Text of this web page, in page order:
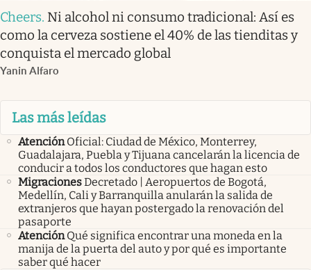
Cheers. Ni alcohol ni consumo tradicional: Así es
como la cerveza sostiene el 40% de las tienditas y
conquista el mercado global
Yanin Alfaro
Las más leídas
Atención Oficial: Ciudad de México, Monterrey,
Guadalajara, Puebla y Tijuana cancelarán la licencia de
conducir a todos los conductores que hagan esto
MigracionesDecretado | Aeropuertos de Bogotá,
Medellín, Cali y Barranquilla anularán la salida de
extranjeros que hayan postergado la renovación del
pasaporte
Atención Qué significa encontrar una moneda en la
manija de la puerta del auto y por qué es importante
saber qué hacer